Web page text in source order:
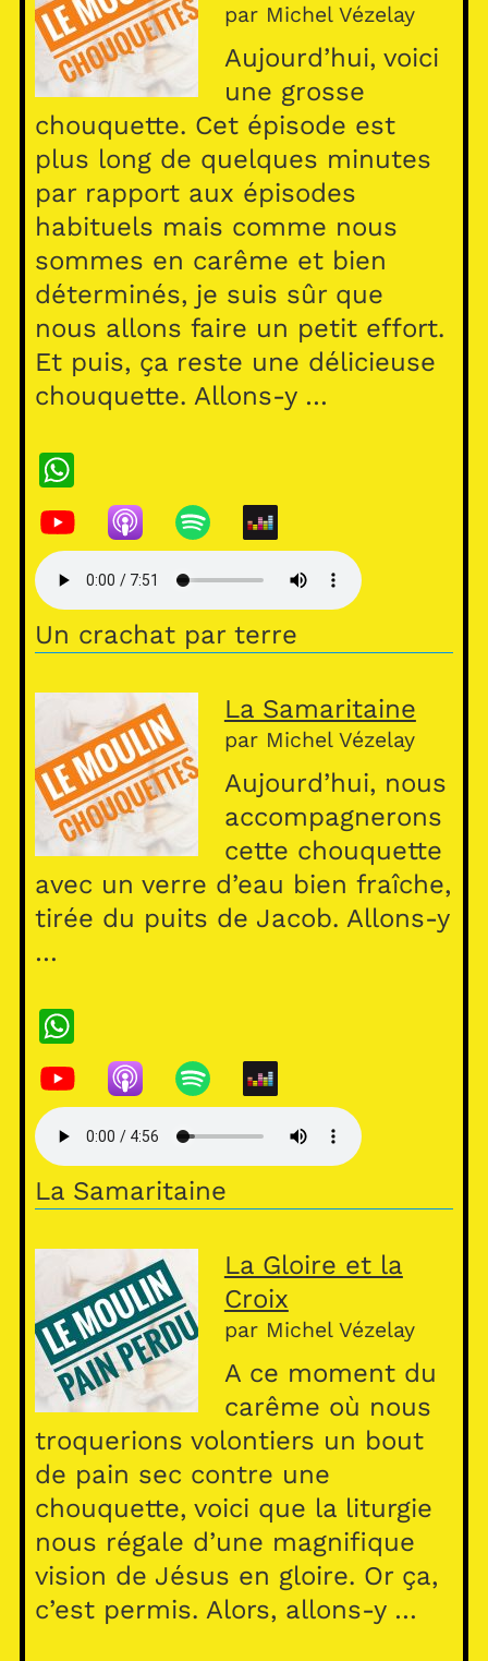
par Michel Vézelay
Aujourd’hui, voici
une grosse
chouquette. Cet épisode est
plus long de quelques minutes
par rapport aux épisodes
habituels mais comme nous
sommes en carême et bien
déterminés, je suis sûr que
nous allons faire un petit effort.
Et puis, ça reste une délicieuse
chouquette. Allons-y …
W
h
at
s
A
p
Un crachat par terre
La Samaritaine
par Michel Vézelay
Aujourd’hui, nous
accompagnerons
cette chouquette
avec un verre d’eau bien fraîche,
tirée du puits de Jacob. Allons-y
…
W
h
at
s
A
p
La Samaritaine
La Gloire et la
Croix
par Michel Vézelay
A ce moment du
carême où nous
troquerions volontiers un bout
de pain sec contre une
chouquette, voici que la liturgie
nous régale d’une magnifique
vision de Jésus en gloire. Or ça,
c’est permis. Alors, allons-y …